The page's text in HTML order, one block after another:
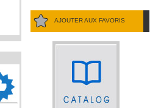
AJOUTER AUX FAVORIS